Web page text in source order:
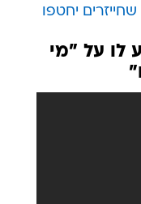
יחטפו
לו על "מי